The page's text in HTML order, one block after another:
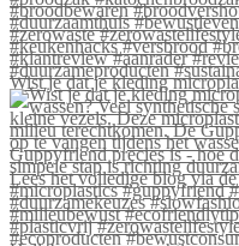
Wist je dat je kleding